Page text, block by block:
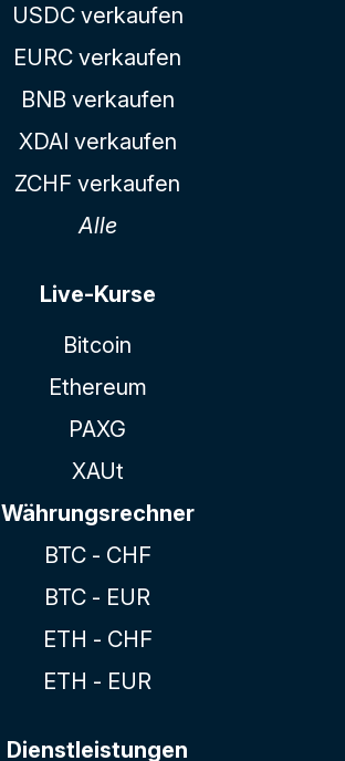
USDC verkaufen
EURC verkaufen
BNB verkaufen
XDAI verkaufen
ZCHF verkaufen
Alle
Live-Kurse
Bitcoin
Ethereum
PAXG
XAUt
Währungsrechner
BTC - CHF
BTC - EUR
ETH - CHF
ETH - EUR
Dienstleistungen